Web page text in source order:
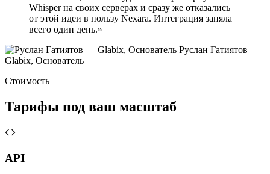
Whisper на своих серверах и сразу же отказались
от этой идеи в пользу Nexara. Интеграция заняла
всего один день.»
Руслан Гатиятов
Glabix, Основатель
Стоимость
Тарифы под ваш масштаб
API